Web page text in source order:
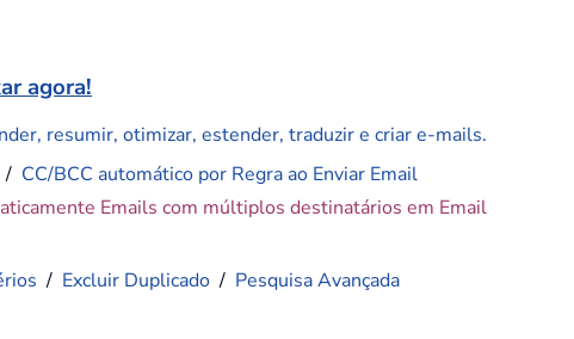
agora!
resumir, otimizar, estender, traduzir e criar e-mails.
/ CC/BCC automático por Regra ao Enviar Email
Emails com múltiplos destinatários em Email
/ Excluir Duplicado / Pesquisa Avançada